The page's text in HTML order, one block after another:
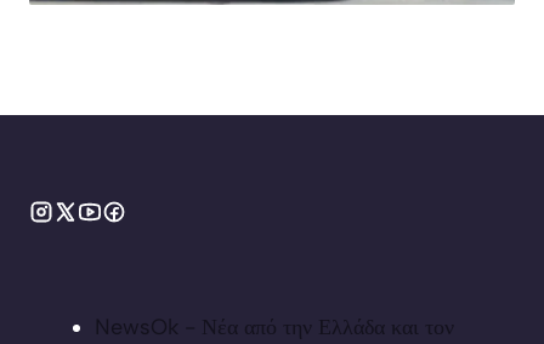
NewsOk - Νέα από την Ελλάδα και τον